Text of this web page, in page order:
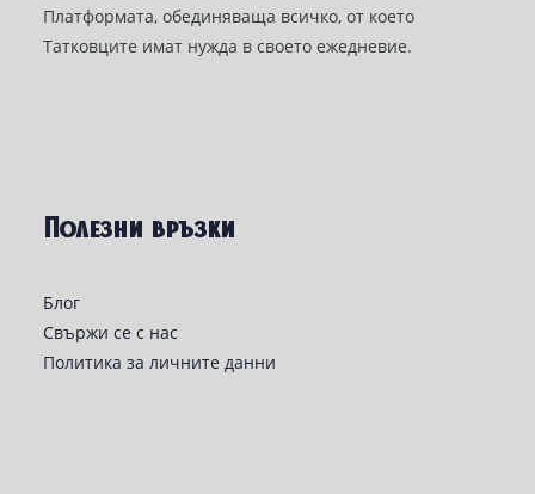
Платформата, обединяваща всичко, от което
Татковците имат нужда в своето ежедневие.
Полезни връзки
Блог
Свържи се с нас
Политика за личните данни